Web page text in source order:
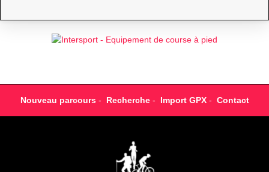
Nouveau parcours- Recherche- Import GPX- Contact